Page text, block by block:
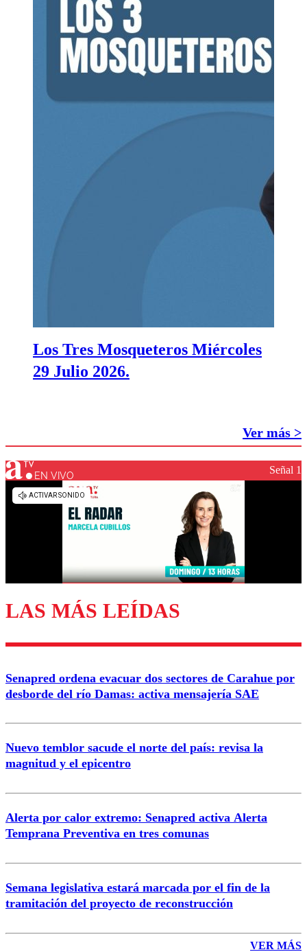
Los Tres Mosqueteros Miércoles
29 Julio 2026.
Ver más >
EN VIVO Señal 1
LAS MÁS LEÍDAS
Senapred ordena evacuar dos sectores de Carahue por
desborde del río Damas: activa mensajería SAE
Nuevo temblor sacude el norte del país: revisa la
magnitud y el epicentro
Alerta por calor extremo: Senapred activa Alerta
Temprana Preventiva en tres comunas
Semana legislativa estará marcada por el fin de la
tramitación del proyecto de reconstrucción
VER MÁS